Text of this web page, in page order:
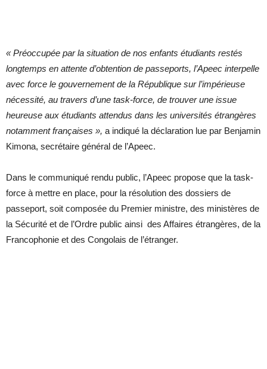
« Préoccupée par la situation de nos enfants étudiants restés
longtemps en attente d’obtention de passeports, l’Apeec interpelle
avec force le gouvernement de la République sur l’impérieuse
nécessité, au travers d’une task-force, de trouver une issue
heureuse aux étudiants attendus dans les universités étrangères
notamment françaises », a indiqué la déclaration lue par Benjamin
Kimona, secrétaire général de l’Apeec.
Dans le communiqué rendu public, l’Apeec propose que la task-
force à mettre en place, pour la résolution des dossiers de
passeport, soit composée du Premier ministre, des ministères de
la Sécurité et de l’Ordre public ainsi des Affaires étrangères, de la
Francophonie et des Congolais de l’étranger.